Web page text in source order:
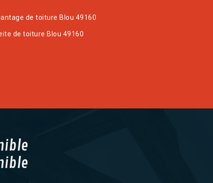
de toiture Blou 49160
de toiture Blou 49160